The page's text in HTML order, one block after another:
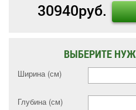
30940руб.
ВЫБЕРИТЕ
Ширина (см)
Глубина (см)